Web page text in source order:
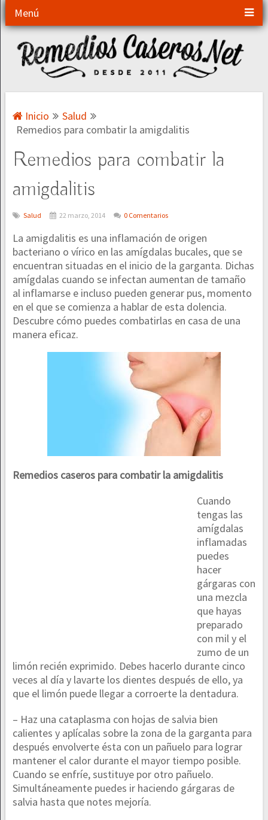
Menú
Inicio
Salud
Remedios para combatir la amigdalitis
Remedios para combatir la
amigdalitis
Salud 22 marzo, 2014 0 Comentarios
La amigdalitis es una inflamación de origen
bacteriano o vírico en las amígdalas bucales, que se
encuentran situadas en el inicio de la garganta. Dichas
amígdalas cuando se infectan aumentan de tamaño
al inflamarse e incluso pueden generar pus, momento
en el que se comienza a hablar de esta dolencia.
Descubre cómo puedes combatirlas en casa de una
manera eficaz.
Remedios caseros para combatir la amigdalitis
Cuando
tengas las
amígdalas
inflamadas
puedes
hacer
gárgaras con
una mezcla
que hayas
preparado
con mil y el
zumo de un
limón recién exprimido. Debes hacerlo durante cinco
veces al día y lavarte los dientes después de ello, ya
que el limón puede llegar a corroerte la dentadura.
– Haz una cataplasma con hojas de salvia bien
calientes y aplícalas sobre la zona de la garganta para
después envolverte ésta con un pañuelo para lograr
mantener el calor durante el mayor tiempo posible.
Cuando se enfríe, sustituye por otro pañuelo.
Simultáneamente puedes ir haciendo gárgaras de
salvia hasta que notes mejoría.